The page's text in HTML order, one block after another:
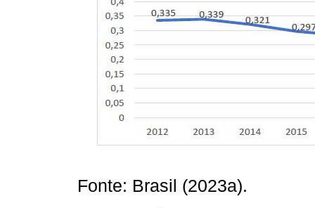
Fonte: Brasil (2023a).